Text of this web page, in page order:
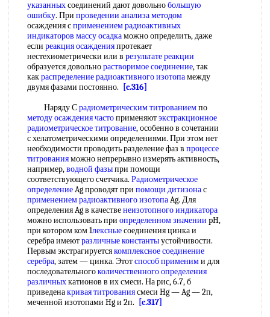
указанныхсоединений дают довольнобольшую
ошибку. При проведении анализа методом
осаждения сприменением радиоактивных
индикаторов массу осадкаможно определить, даже
если реакция осажденияпротекает
нестехиометрически или в результате реакции
образуется довольнорастворимое соединение, так
какраспределение радиоактивного изотопамежду
двумя фазами постоянно.
[c.316]
Наряду Срадиометрическим титрованиемпо
методу осаждения частоприменяютэкстракционное
радиометрическое титрование, особенно в сочетании
с хелатометрическими определениями. При этом нет
необходимости проводить разделение фаз в процессе
титрованияможно непрерывно измерять активность,
например,водной фазыпри помощи
соответствующего счетчика. Радиометрическое
определениеAg проводят при помощи дитизонас
применением радиоактивного изотопаAg. Для
определения Ag в качественеизотопного индикатора
можно использовать при определенном значении pH,
при котором ком 1лексныесоединения цинка и
серебра имеютразличные константыустойчивости.
Первым экстрагируетсякомплексное соединение
серебра, затем — цинка. Этотспособ применими для
последовательногоколичественного определения
различныхкатионов в их смеси. На рис, 6.7, б
приведенакривая титрованиясмеси Hg — Ag — 2п,
меченной изотопами Hg и 2п.
[c.317]